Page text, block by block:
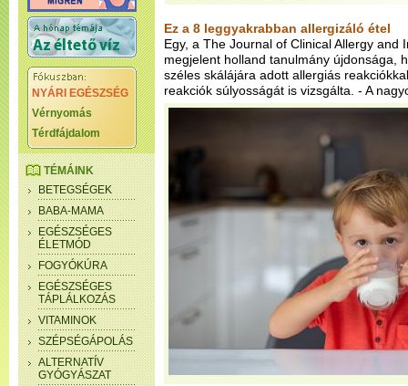
NYÁRI EGÉSZSÉG
Vérnyomás
Térdfájdalom
TÉMÁINK
BETEGSÉGEK
BABA-MAMA
EGÉSZSÉGES
ÉLETMÓD
FOGYÓKÚRA
EGÉSZSÉGES
TÁPLÁLKOZÁS
VITAMINOK
SZÉPSÉGÁPOLÁS
ALTERNATÍV
GYÓGYÁSZAT
Ez a 8 leggyakrabban allergizáló étel
Egy, a The Journal of Clinical Allergy and
megjelent holland tanulmány újdonsága,
széles skálájára adott allergiás
reakciók súlyosságát is vizsgálta. - A